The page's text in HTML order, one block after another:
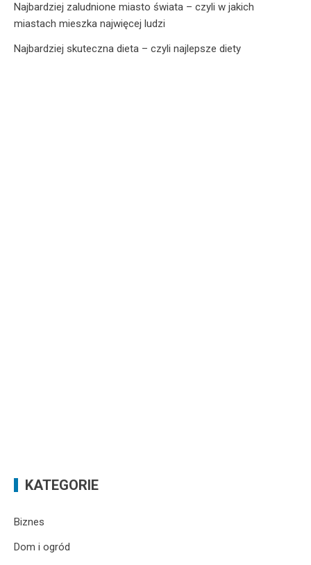
o
w
p
Najbardziej zaludnione miasto świata – czyli w jakich
miastach mieszka najwięcej ludzi
Najbardziej skuteczna dieta – czyli najlepsze diety
KATEGORIE
Biznes
Dom i ogród